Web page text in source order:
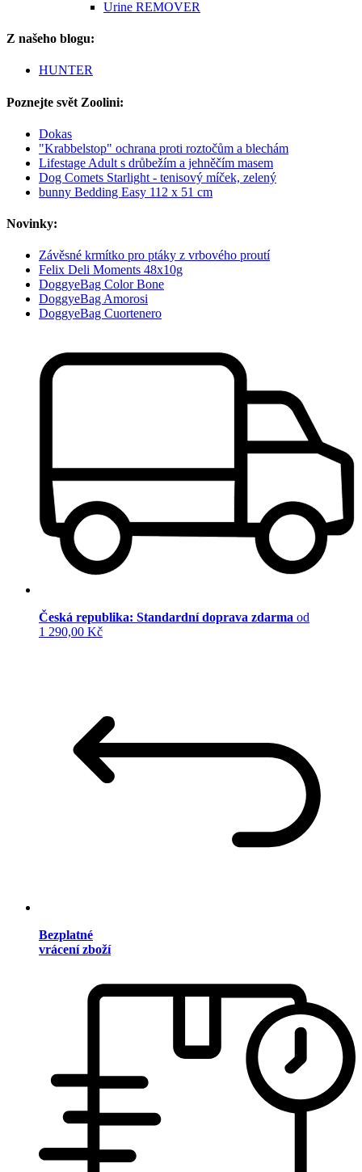
Urine REMOVER
Z našeho blogu:
HUNTER
Poznejte svět Zoolini:
Dokas
"Krabbelstop" ochrana proti roztočům a blechám
Lifestage Adult s drůbežím a jehněčím masem
Dog Comets Starlight - tenisový míček, zelený
bunny Bedding Easy 112 x 51 cm
Novinky:
Závěsné krmítko pro ptáky z vrbového proutí
Felix Deli Moments 48x10g
DoggyeBag Color Bone
DoggyeBag Amorosi
DoggyeBag Cuortenero
Česká republika: Standardní doprava zdarma od
1 290,00 Kč
Bezplatné
vrácení zboží